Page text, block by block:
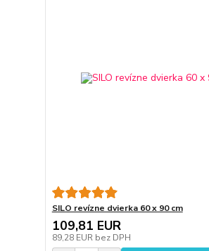
SILO revízne dvierka 60 x 90 cm
109,81 EUR
89,28 EUR bez DPH